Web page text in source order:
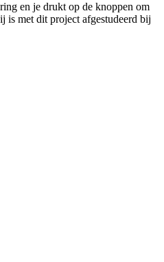
en je drukt op de knoppen om
is met dit project afgestudeerd bij